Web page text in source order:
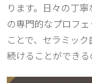
ります。日々の丁
の専門的なプロフ
ことで、セラミッ
続けることができる